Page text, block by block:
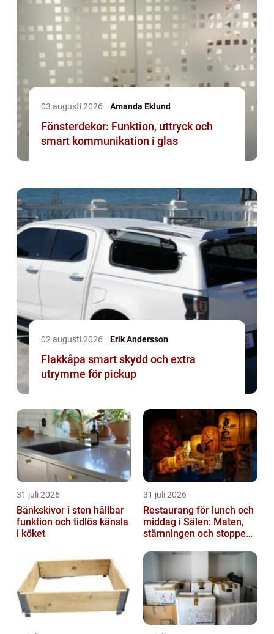
03 augusti 2026 Amanda Eklund
Fönsterdekor: Funktion, uttryck och
smart kommunikation i glas
02 augusti 2026 Erik Andersson
Flakkåpa smart skydd och extra
utrymme för pickup
31 juli 2026
Bänkskivor i sten hållbar
funktion och tidlös känsla
i köket
31 juli 2026
Restaurang för lunch och
middag i Sälen: Maten,
stämningen och stoppen